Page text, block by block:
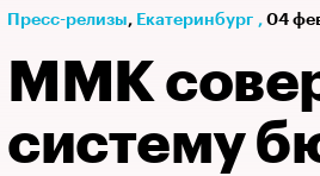
Проверка контрагентов
Пресс-релизы⁠, Екатеринбург , 04
ММК
систему